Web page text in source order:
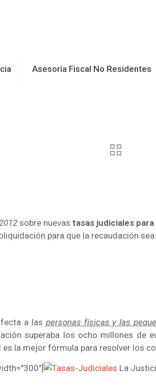
Asesoría Fiscal No Residentes
sobre nuevastasas judiciales para
para que la recaudación
a las personas físicas y las
superaba los ocho millones de
es la mejor fórmula para resolver los
La